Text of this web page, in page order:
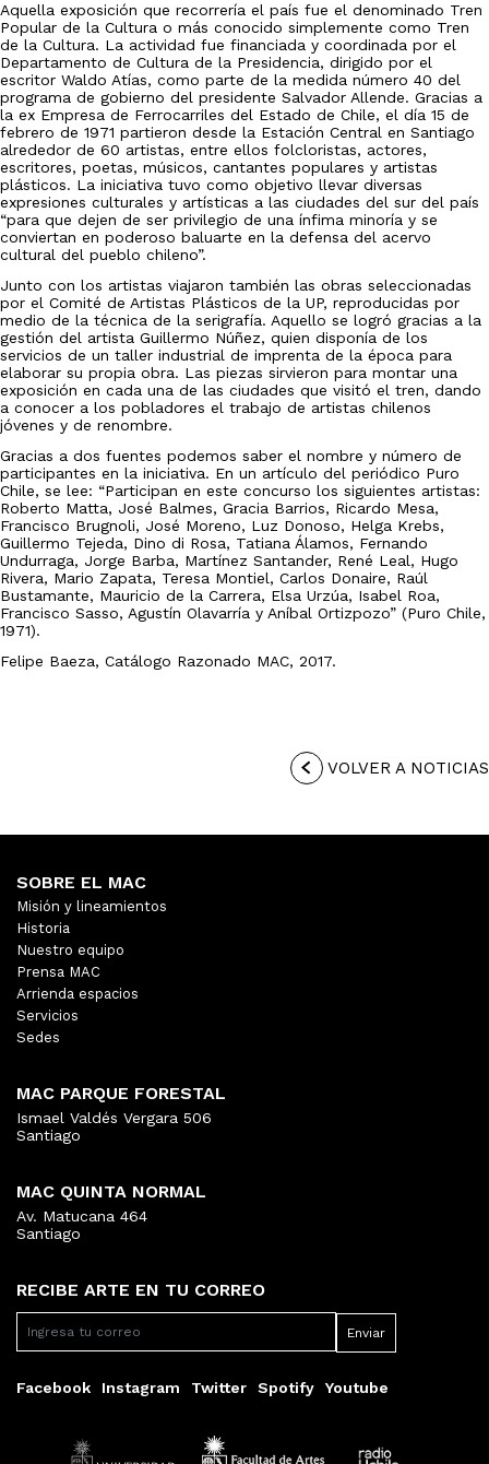
Aquella exposición que recorrería el país fue el denominado Tren
Popular de la Cultura o más conocido simplemente como Tren
de la Cultura. La actividad fue financiada y coordinada por el
Departamento de Cultura de la Presidencia, dirigido por el
escritor Waldo Atías, como parte de la medida número 40 del
programa de gobierno del presidente Salvador Allende. Gracias a
la ex Empresa de Ferrocarriles del Estado de Chile, el día 15 de
febrero de 1971 partieron desde la Estación Central en Santiago
alrededor de 60 artistas, entre ellos folcloristas, actores,
escritores, poetas, músicos, cantantes populares y artistas
plásticos. La iniciativa tuvo como objetivo llevar diversas
expresiones culturales y artísticas a las ciudades del sur del país
“para que dejen de ser privilegio de una ínfima minoría y se
conviertan en poderoso baluarte en la defensa del acervo
cultural del pueblo chileno”.
Junto con los artistas viajaron también las obras seleccionadas
por el Comité de Artistas Plásticos de la UP, reproducidas por
medio de la técnica de la serigrafía. Aquello se logró gracias a la
gestión del artista Guillermo Núñez, quien disponía de los
servicios de un taller industrial de imprenta de la época para
elaborar su propia obra. Las piezas sirvieron para montar una
exposición en cada una de las ciudades que visitó el tren, dando
a conocer a los pobladores el trabajo de artistas chilenos
jóvenes y de renombre.
Gracias a dos fuentes podemos saber el nombre y número de
participantes en la iniciativa. En un artículo del periódico Puro
Chile, se lee: “Participan en este concurso los siguientes artistas:
Roberto Matta, José Balmes, Gracia Barrios, Ricardo Mesa,
Francisco Brugnoli, José Moreno, Luz Donoso, Helga Krebs,
Guillermo Tejeda, Dino di Rosa, Tatiana Álamos, Fernando
Undurraga, Jorge Barba, Martínez Santander, René Leal, Hugo
Rivera, Mario Zapata, Teresa Montiel, Carlos Donaire, Raúl
Bustamante, Mauricio de la Carrera, Elsa Urzúa, Isabel Roa,
Francisco Sasso, Agustín Olavarría y Aníbal Ortizpozo” (Puro Chile,
1971).
Felipe Baeza, Catálogo Razonado MAC, 2017.
VOLVER A NOTICIAS
RECIBE ARTE EN TU CORREO
Facebook Instagram Twitter Spotify Youtube
SOBRE EL MAC
Misión y lineamientos
Historia
Nuestro equipo
Prensa MAC
Arrienda espacios
Servicios
Sedes
MAC PARQUE FORESTAL
Ismael Valdés Vergara 506
Santiago
MAC QUINTA NORMAL
Av. Matucana 464
Santiago